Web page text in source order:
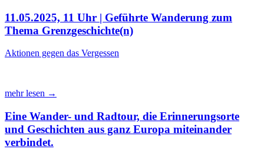
11.05.2025, 11 Uhr | Geführte Wanderung zum
Thema Grenzgeschichte(n)
Aktionen gegen das Vergessen
mehr lesen →
Eine Wander- und Radtour, die Erinnerungsorte
und Geschichten aus ganz Europa miteinander
verbindet.